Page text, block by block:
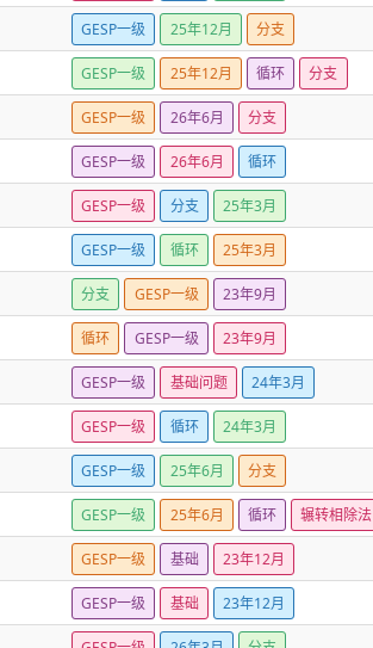
GESP一级 25年12月 分支
GESP一级 25年12月 循环 分支
GESP一级 26年6月 分支
GESP一级 26年6月 循环
GESP一级 分支 25年3月
GESP一级 循环 25年3月
分支 GESP一级 23年9月
循环 GESP一级 23年9月
GESP一级 基础问题 24年3月
GESP一级 循环 24年3月
GESP一级 25年6月 分支
GESP一级 25年6月 循环 辗转相除法
GESP一级 基础 23年12月
GESP一级 基础 23年12月